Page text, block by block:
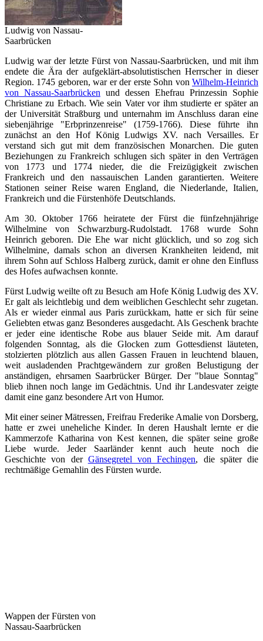
Ludwig von Nassau-
Saarbrücken
Ludwig war der letzte Fürst von Nassau-Saarbrücken, und mit ihm
endete die Ära der aufgeklärt-absolutistischen Herrscher in dieser
Region. 1745 geboren, war er der erste Sohn von Wilhelm-Heinrich
von Nassau-Saarbrücken und dessen Ehefrau Prinzessin Sophie
Christiane zu Erbach. Wie sein Vater vor ihm studierte er später an
der Universität Straßburg und unternahm im Anschluss daran eine
siebenjährige "Erbprinzenreise" (1759-1766). Diese führte ihn
zunächst an den Hof König Ludwigs XV. nach Versailles. Er
verstand sich gut mit dem französischen Monarchen. Die guten
Beziehungen zu Frankreich schlugen sich später in den Verträgen
von 1773 und 1774 nieder, die die Freizügigkeit zwischen
Frankreich und den nassauischen Landen garantierten. Weitere
Stationen seiner Reise waren England, die Niederlande, Italien,
Frankreich und die Fürstenhöfe Deutschlands.
Am 30. Oktober 1766 heiratete der Fürst die fünfzehnjährige
Wilhelmine von Schwarzburg-Rudolstadt. 1768 wurde Sohn
Heinrich geboren. Die Ehe war nicht glücklich, und so zog sich
Wilhelmine, damals schon an diversen Krankheiten leidend, mit
ihrem Sohn auf Schloss Halberg zurück, damit er ohne den Einfluss
des Hofes aufwachsen konnte.
Fürst Ludwig weilte oft zu Besuch am Hofe König Ludwig des XV.
Er galt als leichtlebig und dem weiblichen Geschlecht sehr zugetan.
Als er wieder einmal aus Paris zurückkam, hatte er sich für seine
Geliebten etwas ganz Besonderes ausgedacht. Als Geschenk brachte
er jeder eine identische Robe aus blauer Seide mit. Am darauf
folgenden Sonntag, als die Glocken zum Gottesdienst läuteten,
stolzierten plötzlich aus allen Gassen Frauen in leuchtend blauen,
weit ausladenden Prachtgewändern zur großen Belustigung der
anständigen, ehrsamen Saarbrücker Bürger. Der "blaue Sonntag"
blieb ihnen noch lange im Gedächtnis. Und ihr Landesvater zeigte
damit eine ganz besondere Art von Humor.
Mit einer seiner Mätressen, Freifrau Frederike Amalie von Dorsberg,
hatte er zwei uneheliche Kinder. In deren Haushalt lernte er die
Kammerzofe Katharina von Kest kennen, die später seine große
Liebe wurde. Jeder Saarländer kennt auch heute noch die
Geschichte von der Gänsegretel von Fechingen, die später die
rechtmäßige Gemahlin des Fürsten wurde.
Wappen der Fürsten von
Nassau-Saarbrücken